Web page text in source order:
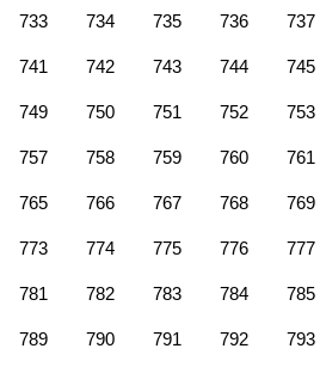
733 734 735 736 737
741 742 743 744 745
749 750 751 752 753
757 758 759 760 761
765 766 767 768 769
773 774 775 776 777
781 782 783 784 785
789 790 791 792 793